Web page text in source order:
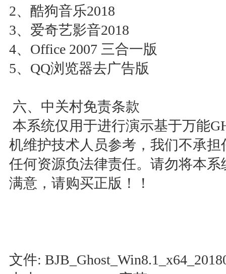
2、酷狗音乐2018
3、爱奇艺影音2018
4、Office 2007 三合一版
5、QQ浏览器去广告版
六、中关村免责条款
本系统仅用于进行演示基于万能
机维护技术人员参考，我们不承
任何资源负法律责任。请勿将本
满意，请购买正版！！
文件: